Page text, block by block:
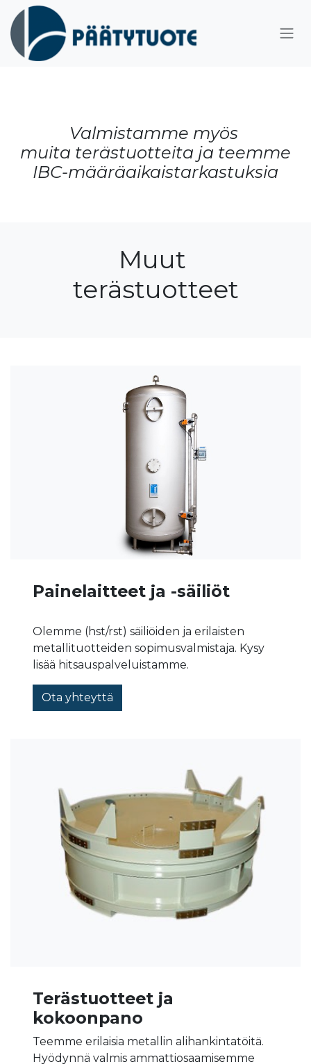
Siirry sisältöön
Valmistamme myös
muita terästuotteita ja teemme
IBC-määräaikaistarkastuksia
Muut
terästuotteet
Painelaitteet ja -säiliöt
Olemme (hst/rst) säiliöiden ja erilaisten
metallituotteiden sopimusvalmistaja. Kysy
lisää hitsauspalveluistamme.
Ota yhteyttä
Terästuotteet ja
kokoonpano
Teemme erilaisia metallin alihankintatöitä.
Hyödynnä valmis ammattiosaamisemme